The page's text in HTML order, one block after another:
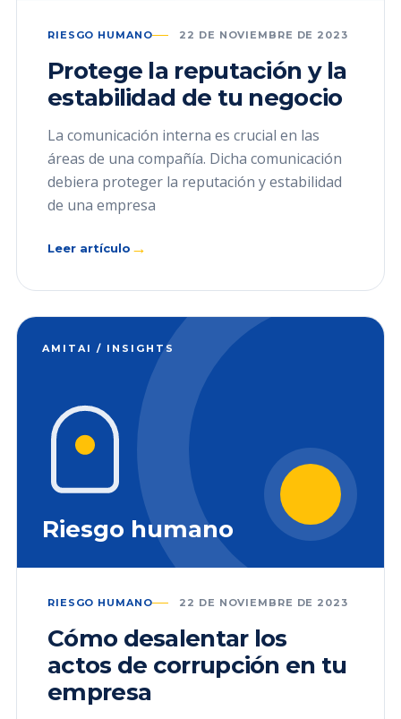
RIESGO HUMANO 22 DE NOVIEMBRE DE 2023
Protege la reputación y la
estabilidad de tu negocio
La comunicación interna es crucial en las
áreas de una compañía. Dicha comunicación
debiera proteger la reputación y estabilidad
de una empresa
Leer artículo →
AMITAI / INSIGHTS
Riesgo humano
RIESGO HUMANO 22 DE NOVIEMBRE DE 2023
Cómo desalentar los
actos de corrupción en tu
empresa